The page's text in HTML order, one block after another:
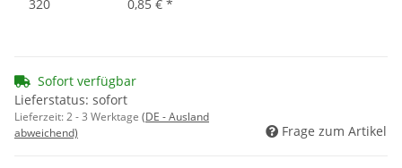
320
0,85 € *
Sofort verfügbar
Lieferstatus: sofort
Lieferzeit:2 - 3 Werktage (DE - Ausland
abweichend)
Frage zum Artikel